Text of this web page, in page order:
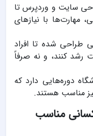
سایت و وردپرس تا
مهارت‌ها با نیازهای
طراحی شده تا افراد
رشد کنند، و نه صرفاً
دوره‌هایی دارد که
مناسب هستند.
مناسب